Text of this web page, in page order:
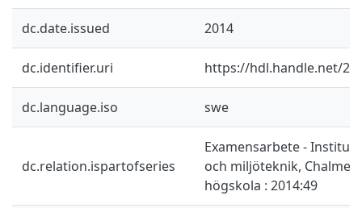
dc.date.issued 2014
dc.identifier.uri https://hdl.handle.net/
dc.language.iso swe
dc.relation.ispartofseries
Examensarbete -
och miljöteknik,
högskola : 2014:49